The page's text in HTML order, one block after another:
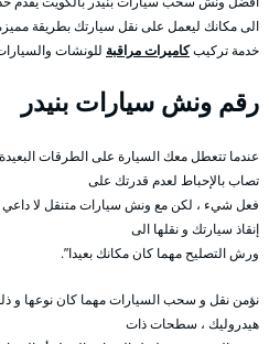
الى مكانك ليعمل على نقل سيارتك بطريقة
خدمة تركيبكاميرات مراقبة للونشات
رقم ونش سيارات بنيدر
عندما تتعطل معك السيارة على الطرقات
تصاب بالإحباط لعدم قدرتك على
فعل شيء ، لكن مع ونش سيارات متنقل لا داعي
إنقاذ سيارتك و نقلها الى
ورش التصليح مهما كان مكانك بعيدا”.
نؤمن نقل و سحب السيارات مهما كان نوعها و
هيدروليك ، سطحات ذات